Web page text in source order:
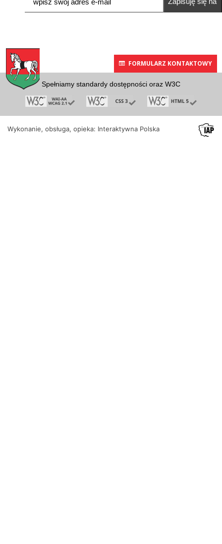
FORMULARZ KONTAKTOWY
Spełniamy standardy dostępności oraz W3C
Wykonanie, obsługa, opieka: Interaktywna Polska